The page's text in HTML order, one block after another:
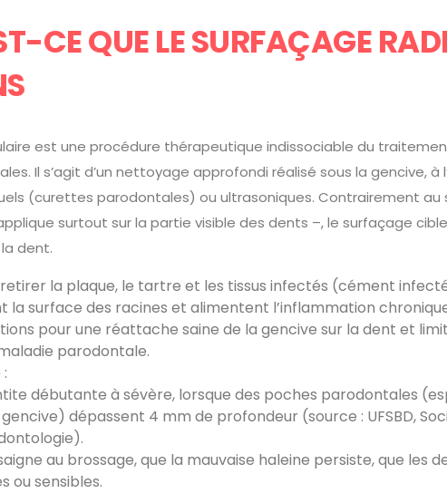
CE QUE LE SURFAÇAGE
est une procédure thérapeutique indissociable du
Il s’agit d’un nettoyage approfondi réalisé sous la gencive, à
(curettes parodontales) ou ultrasoniques. Contrairement au
surtout sur la partie visible des dents –, le surfaçage
dent.
la plaque, le tartre et les tissus infectés (cément
la surface des racines et alimentent l’inflammation
pour une réattache saine de la gencive sur la dent et
parodontale.
débutante à sévère, lorsque des poches parodontales
dépassent 4 mm de profondeur (source : UFSBD,
au brossage, que la mauvaise haleine persiste, que les
ou sensibles.